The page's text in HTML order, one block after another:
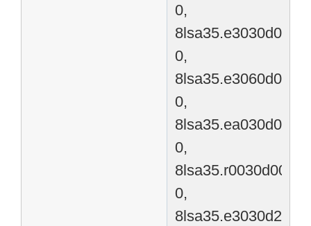
0,
8lsa35.e3030d000-
0,
8lsa35.e3060d000-
0,
8lsa35.ea030d000-
0,
8lsa35.r0030d000-
0,
8lsa35.e3030d200-